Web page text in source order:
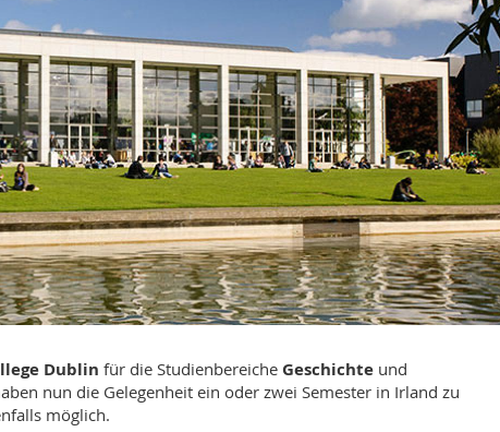
Dublin für die Studienbereiche Geschichte und
nun die Gelegenheit ein oder zwei Semester in Irland zu
möglich.